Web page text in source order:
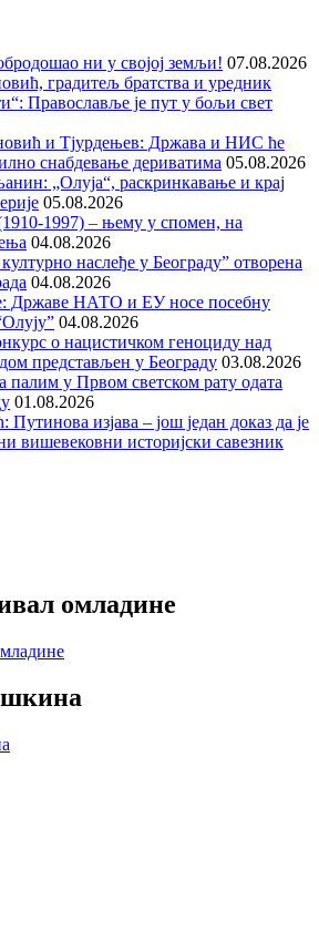
ни у својој земљи! 07.08.2026
градитељ братства и уредник
Православље је пут у бољи свет
и Тјурдењев: Држава и НИС ће
снабдевање дериватима 05.08.2026
„Олуја“, раскринкавање и крај
05.08.2026
1997) – њему у спомен, на
04.08.2026
наслеђе у Београду” отворена
04.08.2026
Државе НАТО и ЕУ носе посебну
04.08.2026
о нацистичком геноциду над
представљен у Београду 03.08.2026
палим у Првом светском рату одата
01.08.2026
Путинова изјава – још један доказ да је
вишевековни историјски савезник
омладине